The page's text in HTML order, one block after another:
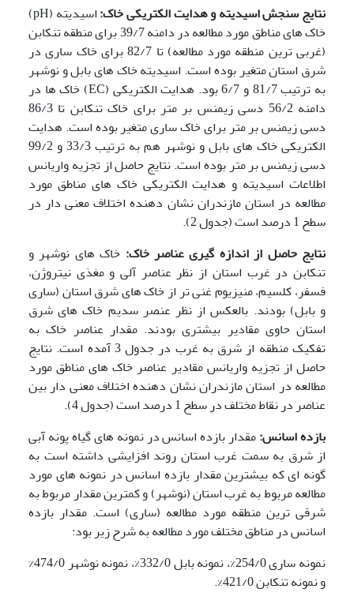
نتایج سنجش اسیدیته و هدایت الکتریکی خاک:
اسیدیته (pH)
خاک های مناطق مورد مطالعه در دامنه 39/7 برای منطقه تنکابن
(غربی ترین منطقه مورد مطالعه) تا 82/7 برای خاک ساری در
شرق استان متغیر بوده است. اسیدیته خاک های بابل و نوشهر
به ترتیب 81/7 و 6/7 بود. هدایت الکتریکی (EC) خاک ها در
دامنه 56/2 دسی زیمنس بر متر برای خاک تنکابن تا 86/3
دسی زیمنس بر متر برای خاک ساری متغیر بوده است. هدایت
الکتریکی خاک های بابل و نوشهر هم به ترتیب 33/3 و 99/2
دسی زیمنس بر متر بوده است. نتایج حاصل از تجزیه واریانس
اطلاعات اسیدیته و هدایت الکتریکی خاک های مناطق مورد
مطالعه در استان مازندران نشان دهنده اختلاف معنی دار در
سطح 1 درصد است (جدول 2).
نتایج حاصل از اندازه گیری عناصر خاک: خاک های نوشهر و
تنکابن در غرب استان از نظر عناصر آلی و مغذی نیتروژن،
فسفر، کلسیم، منیزیوم غنی تر از خاک های شرق استان (ساری
و بابل) بودند. بالعکس از نظر عنصر سدیم خاک های شرق
استان حاوی مقادیر بیشتری بودند. مقدار عناصر خاک به
تفکیک منطقه از شرق به غرب در جدول 3 آمده است. نتایج
حاصل از تجزیه واریانس مقادیر عناصر خاک های مناطق مورد
مطالعه در استان مازندران نشان دهنده اختلاف معنی دار بین
عناصر در نقاط مختلف در سطح 1 درصد است (جدول 4).
بازده اسانس:مقدار بازده اسانس در نمونه های گیاه پونه آبی
از شرق به سمت غرب استان روند افزایشی داشته است به
گونه ای که بیشترین مقدار بازده اسانس در نمونه های مورد
مطالعه مربوط به غرب استان (نوشهر) و کمترین مقدار مربوط به
شرقی ترین منطقه مورد مطالعه (ساری) است. مقدار بازده
اسانس در مناطق مختلف مورد مطالعه به شرح زیر بود:
نمونه ساری 254/0%، نمونه بابل 332/0%، نمونه نوشهر 474/0%
و نمونه تنکابن 421/0%.